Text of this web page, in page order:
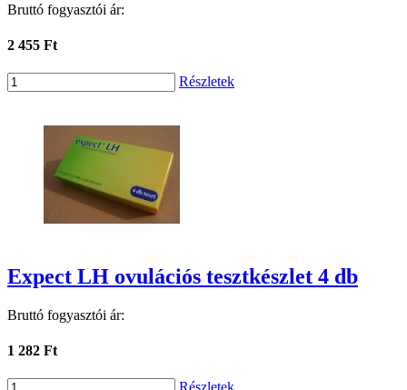
Bruttó fogyasztói ár:
2 455 Ft
Részletek
Expect LH ovulációs tesztkészlet 4 db
Bruttó fogyasztói ár:
1 282 Ft